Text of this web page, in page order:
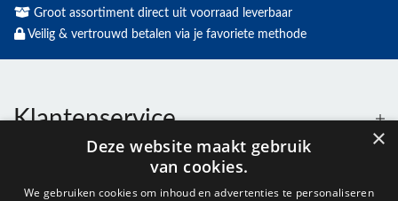
Groot assortiment direct uit voorraad leverbaar
Veilig & vertrouwd betalen via je favoriete methode
Klantenservice
×
Deze website maakt gebruik
van cookies.
We gebruiken cookies om inhoud en advertenties te personaliseren